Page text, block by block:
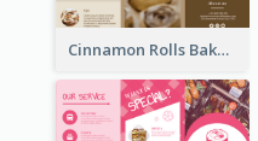
Cinnamon Rolls Bakery Brochure